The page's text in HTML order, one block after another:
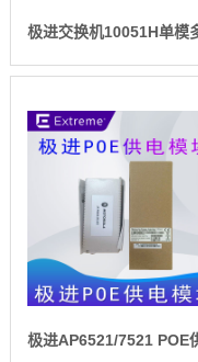
极进交换机10051H单模
极进AP6521/7521 POE